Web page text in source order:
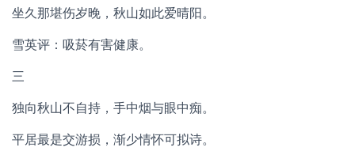
坐久那堪伤岁晚，秋山如此爱晴阳。
雪英评：吸菸有害健康。
三
独向秋山不自持，手中烟与眼中痴。
平居最是交游损，渐少情怀可拟诗。